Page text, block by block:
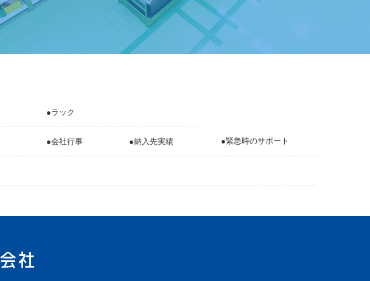
●ラック
●会社行事 ●納入先実績 ●緊急時のサポート